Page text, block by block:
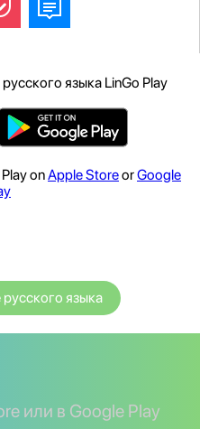
языка LinGo Play
onApple StoreorGoogle
языка
или в Google Play